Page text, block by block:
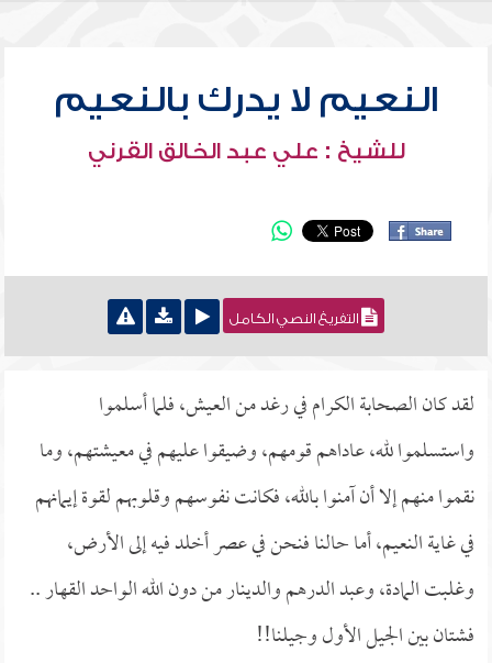
النعيم لا يدرك بالنعيم
للشيخ : علي عبد الخالق القرني
التفريغ النصي الكامل
لقد كان الصحابة الكرام في رغد من العيش، فلما أسلموا
واستسلموا لله، عاداهم قومهم، وضيقوا عليهم في معيشتهم، وما
نقموا منهم إلا أن آمنوا بالله، فكانت نفوسهم وقلوبهم لقوة إيمانهم
في غاية النعيم، أما حالنا فنحن في عصر أخلد فيه إلى الأرض،
وغلبت المادة، وعبد الدرهم والدينار من دون الله الواحد القهار ..
فشتان بين الجيل الأول وجيلنا!!